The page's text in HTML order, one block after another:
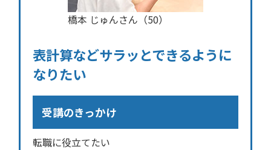
橋本 じゅんさん（50）
表計算などサラッとできるように
なりたい
受講のきっかけ
転職に役立てたい